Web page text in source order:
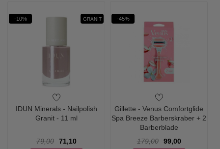
-10% GRANIT
IDUN Minerals - Nailpolish
Granit - 11 ml
79,00
71,10
-45%
Gillette - Venus Comfortglide
Spa Breeze Barberskraber + 2
Barberblade
179,00
99,00